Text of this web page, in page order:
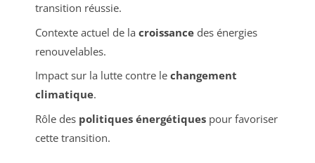
transition réussie.
Contexte actuel de la croissancedes énergies
renouvelables.
Impact sur la lutte contre le changement
climatique.
Rôle des politiques énergétiquespour favoriser
cette transition.